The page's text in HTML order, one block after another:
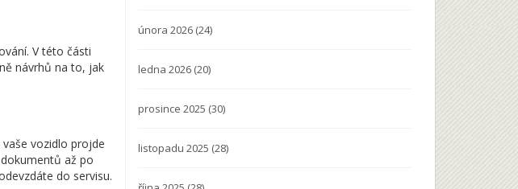
V této části
návrhů na to, jak
vozidlo projde
až po
do servisu.
února 2026 (24)
ledna 2026 (20)
prosince 2025 (30)
listopadu 2025 (28)